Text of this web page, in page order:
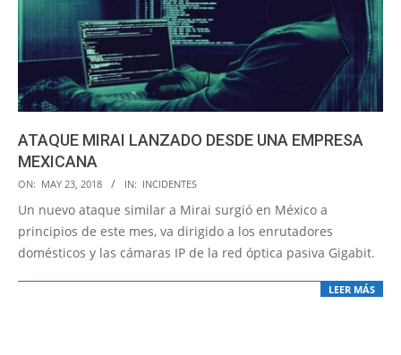
ATAQUE MIRAI LANZADO DESDE UNA EMPRESA
MEXICANA
2018-
05-
23
ON: MAY 23, 2018 IN: INCIDENTES
Un nuevo ataque similar a Mirai surgió en México a
principios de este mes, va dirigido a los enrutadores
domésticos y las cámaras IP de la red óptica pasiva Gigabit.
LEER MÁS